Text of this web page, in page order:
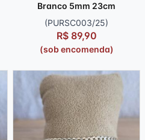
Branco 5mm 23cm
(PURSC003/25)
R$ 89,90
(sob encomenda)